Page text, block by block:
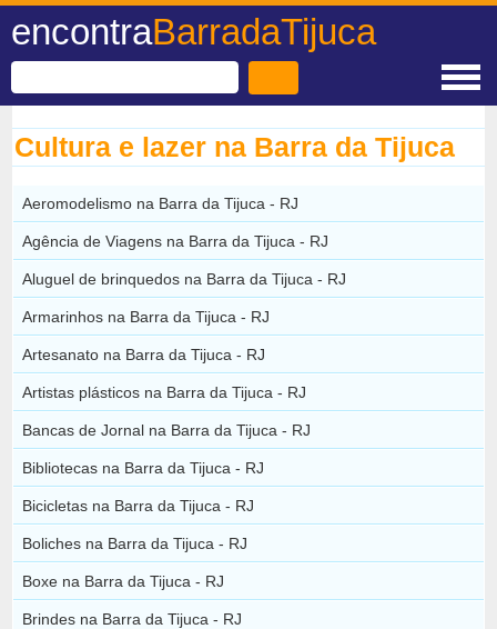
encontraBarradaTijuca
Cultura e lazer na Barra da Tijuca
Aeromodelismo na Barra da Tijuca - RJ
Agência de Viagens na Barra da Tijuca - RJ
Aluguel de brinquedos na Barra da Tijuca - RJ
Armarinhos na Barra da Tijuca - RJ
Artesanato na Barra da Tijuca - RJ
Artistas plásticos na Barra da Tijuca - RJ
Bancas de Jornal na Barra da Tijuca - RJ
Bibliotecas na Barra da Tijuca - RJ
Bicicletas na Barra da Tijuca - RJ
Boliches na Barra da Tijuca - RJ
Boxe na Barra da Tijuca - RJ
Brindes na Barra da Tijuca - RJ